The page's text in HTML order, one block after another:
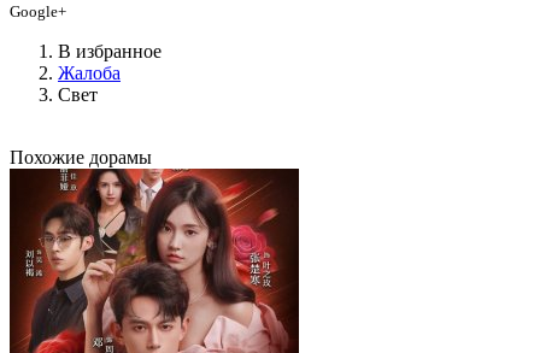
Google+
В избранное
Жалоба
Свет
Похожие дорамы